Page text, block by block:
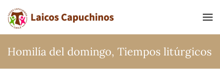
Ir al contenido principal
Homilía del domingo, Tiempos litúrgicos